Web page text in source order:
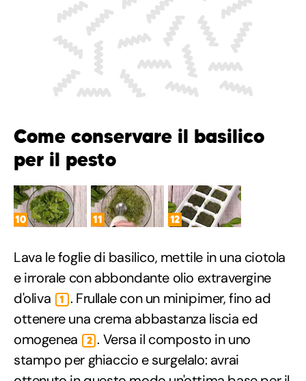
Come conservare il basilico
per il pesto
10 11 12
Lava le foglie di basilico, mettile in una ciotola
e irrorale con abbondante olio extravergine
d'oliva
1
. Frullale con un minipimer, fino ad
ottenere una crema abbastanza liscia ed
omogenea
2 . Versa il composto in uno
stampo per ghiaccio e surgelalo: avrai